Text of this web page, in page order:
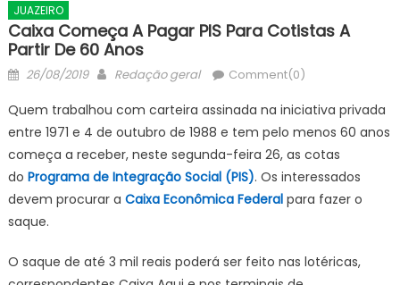
JUAZEIRO
Caixa Começa A Pagar PIS Para Cotistas A
Partir De 60 Anos
Posted
26/08/2019 Author
Redação geral Comment(0)
Quem trabalhou com carteira assinada na iniciativa privada
entre 1971 e 4 de outubro de 1988 e tem pelo menos 60 anos
começa a receber, neste segunda-feira 26, as cotas
do Programa de Integração Social (PIS). Os interessados
devem procurar a Caixa Econômica Federal para fazer o
saque.
O saque de até 3 mil reais poderá ser feito nas lotéricas,